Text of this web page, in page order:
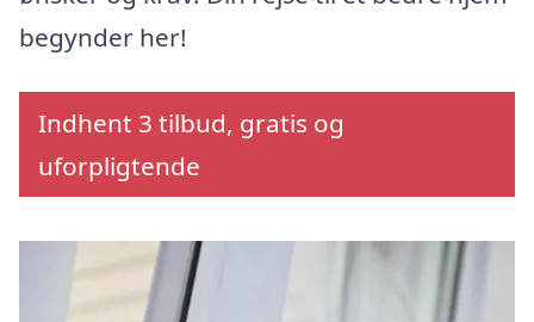
begynder her!
Indhent 3 tilbud, gratis og
uforpligtende